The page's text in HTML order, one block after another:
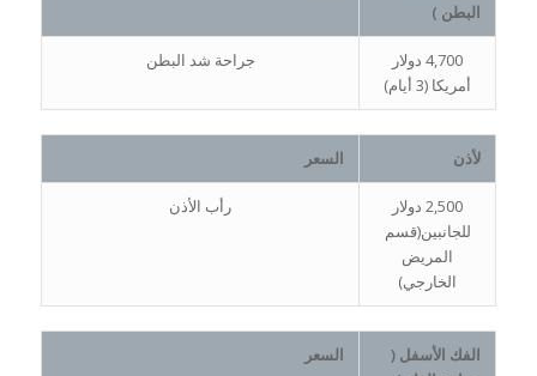
البطن )
4,700 دولار
أمريكا (3 أيام)
جراحة شد البطن
لأذن السعر
2,500 دولار
للجانبين(قسم
المريض
الخارجي)
رأب الأذن
الفك الأسفل (
السعر